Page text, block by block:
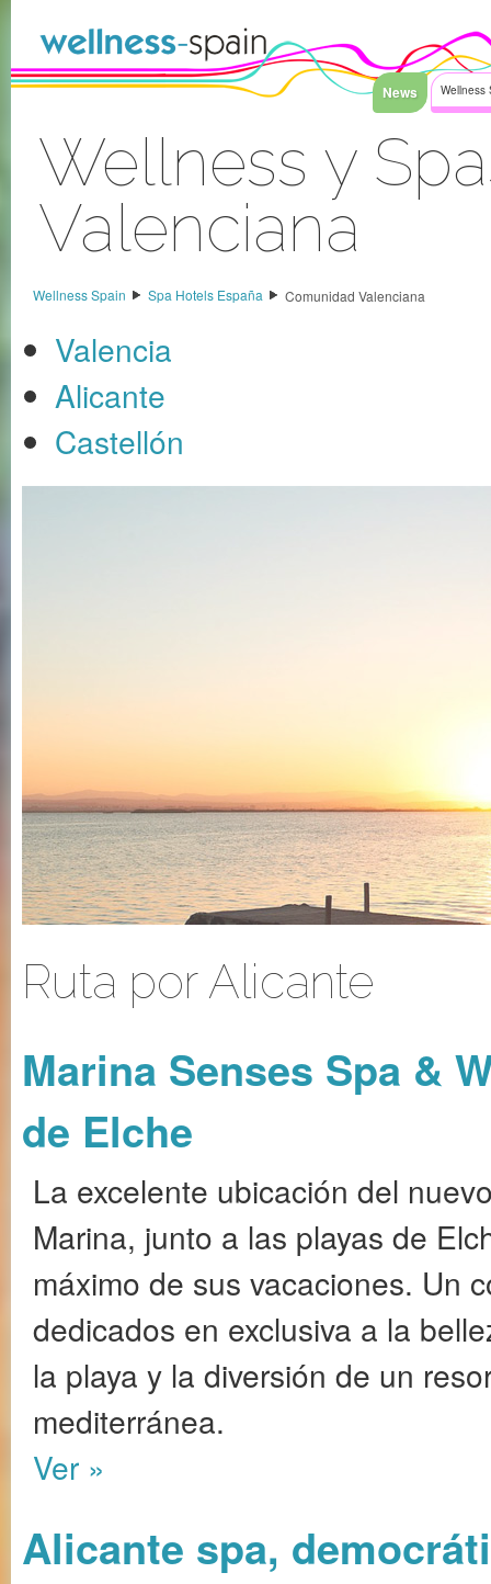
News Wellness
Wellness y
Valenciana
Wellness Spain
Spa Hotels España Comunidad Valenciana
Valencia
Alicante
Castellón
Ruta por Alicante
Marina Senses Spa &
de Elche
La excelente ubicación del
Marina, junto a las playas de
máximo de sus vacaciones. Un
dedicados en exclusiva a la
la playa y la diversión de un
mediterránea.
Ver »
Alicante spa,